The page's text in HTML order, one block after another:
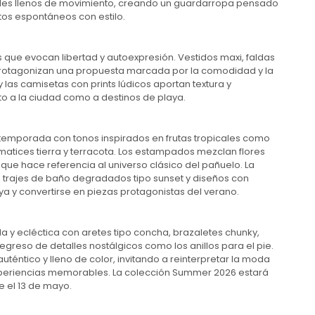
llenos de movimiento, creando un guardarropa pensado
espontáneos con estilo.
evocan libertad y autoexpresión. Vestidos maxi, faldas
una propuesta marcada por la comodidad y la
camisetas con prints lúdicos aportan textura y
a la ciudad como a destinos de playa.
con tonos inspirados en frutas tropicales como
tierra y terracota. Los estampados mezclan flores
hace referencia al universo clásico del pañuelo. La
de baño degradados tipo sunset y diseños con
y convertirse en piezas protagonistas del verano.
y ecléctica con aretes tipo concha, brazaletes chunky,
de detalles nostálgicos como los anillos para el pie.
y lleno de color, invitando a reinterpretar la moda
memorables. La colección Summer 2026 estará
el 13 de mayo.